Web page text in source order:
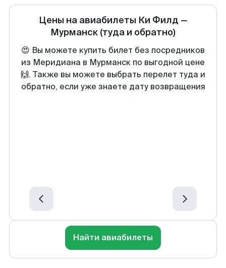
Цены на авиабилеты Ки Филд —
Мурманск (туда и обратно)
😍 Вы можете купить билет без посредников
из Меридиана в Мурманск по выгодной цене
🙌. Также вы можете выбрать перелет туда и
обратно, если уже знаете дату возвращения
Найти авиабилеты